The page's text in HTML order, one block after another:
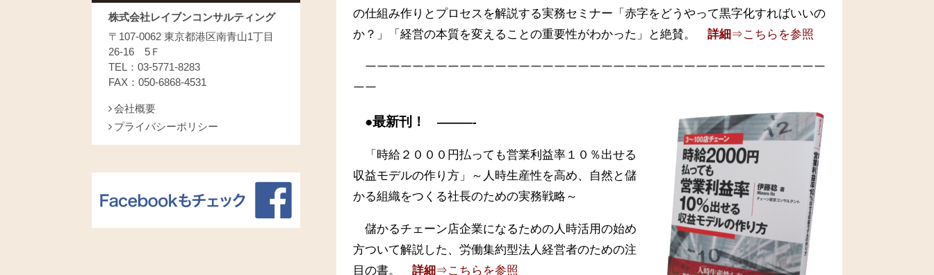
の仕組み作りとプロセスを解説する実務セミナー 「赤字をどうやって黒字化すればいいの
か？」「経営の本質を変えることの重要性がわかった」と絶賛。
詳細⇒こちらを参照
ーーーーーーーーーーーーーーーーーーーーーーーーーーーーーーーーーーーーーーー
ーー
●最新刊！ ———-
「時給２０００円払っても営業利益率１０％出せる
収益モデルの作り方」～人時生産性を高め、自然と儲
かる組織をつくる社長のための実務戦略～
儲かるチェーン店企業になるための人時活用の始め
方ついて解説した、労働集約型法人経営者のための注
目の書。
詳細⇒こちらを参照
株式会社レイブンコンサルティング
〒107-0062 東京都港区南青山1丁目
26-16 5Ｆ
TEL：03-5771-8283
FAX：050-6868-4531
会社概要
プライバシーポリシー